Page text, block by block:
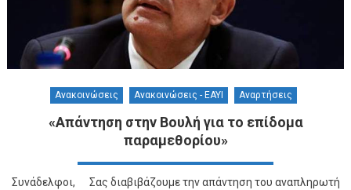
Ανακοινώσεις Ανακοινώσεις - ΕΑΥΙ Αναρτήσεις
«Απάντηση στην Βουλή για το επίδομα
παραμεθορίου»
Συνάδελφοι, Σας διαβιβάζουμε την απάντηση του αναπληρωτή